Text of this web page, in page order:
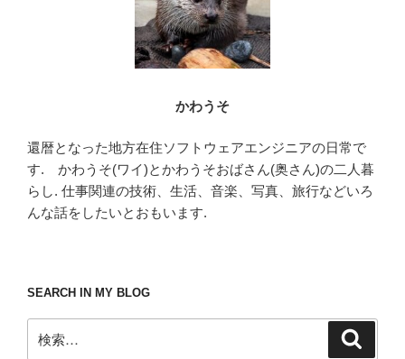
かわうそ
還暦となった地方在住ソフトウェアエンジニアの日常で
す. かわうそ(ワイ)とかわうそおばさん(奥さん)の二人暮
らし. 仕事関連の技術、生活、音楽、写真、旅行などいろ
んな話をしたいとおもいます.
SEARCH IN MY BLOG
索: